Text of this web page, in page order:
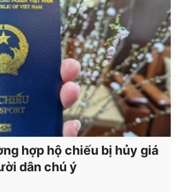
hợp hộ chiếu bị hủy giá
dân chú ý